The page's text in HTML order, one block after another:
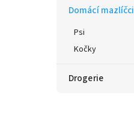
Domácí mazlíčci
Psi
Kočky
Drogerie